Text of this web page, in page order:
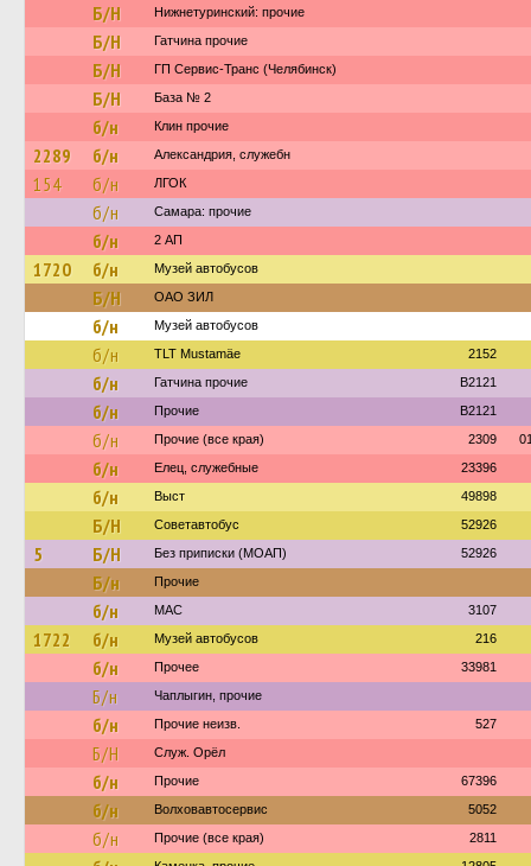
Б/Н Нижнетуринский: прочие
Б/Н Гатчина прочие
Б/Н ГП Сервис-Транс (Челябинск)
Б/Н База № 2
б/н Клин прочие
2289 б/н Александрия, служебн
154 б/н ЛГОК
б/н Самара: прочие
б/н 2 АП
1720 б/н Музей автобусов
Б/Н ОАО ЗИЛ
б/н Музей автобусов
б/н TLT Mustamäe 2152
б/н Гатчина прочие B2121
б/н Прочие B2121
б/н Прочие (все края) 2309
б/н Елец, служебные 23396
б/н Выст 49898
Б/Н Советавтобус 52926
5 Б/Н Без приписки (МОАП) 52926
Б/н Прочие
б/н МАС 3107
1722 б/н Музей автобусов 216
б/н Прочее 33981
Б/н Чаплыгин, прочие
б/н Прочие неизв. 527
Б/Н Служ. Орёл
б/н Прочие 67396
б/н Волховавтосервис 5052
б/н Прочие (все края) 2811